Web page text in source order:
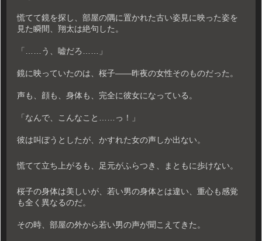
慌てて鏡を探し、部屋の隅に置かれた古い姿見に映った姿を
見た瞬間、翔太は絶句した。
「……う、嘘だろ……」
鏡に映っていたのは、桜子――昨夜の女性そのものだった。
声も、顔も、身体も、完全に彼女になっている。
「なんで、こんなこと……っ！」
彼は叫ぼうとしたが、かすれた女の声しか出ない。
慌てて立ち上がるも、足元がふらつき、まともに歩けない。
桜子の身体は美しいが、若い男の身体とは違い、重心も感覚
も全く異なるのだ。
その時、部屋の外から若い男の声が聞こえてきた。